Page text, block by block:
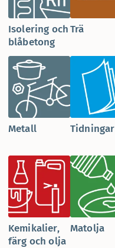
Isolering och
blåbetong
Trä
Metall Tidningar
Kemikalier,
färg och olja
Matolja